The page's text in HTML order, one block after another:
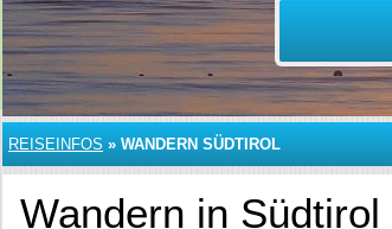
REISEINFOS » WANDERN SÜDTIROL
Wandern in Südtirol